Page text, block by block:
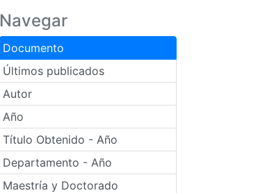
Navegar
Documento
Últimos publicados
Autor
Año
Título Obtenido - Año
Departamento - Año
Maestría y Doctorado